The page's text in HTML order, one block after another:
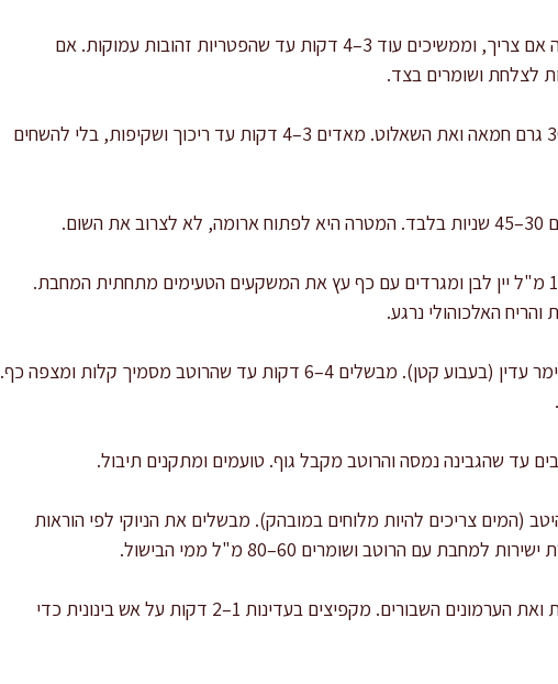
ממשיכים השחמה: מערבבים, מוסיפים עוד 10 גרם חמאה אם צריך, וממשיכים עוד 3–4 דקות עד שהפטריות זהובות עמוקות. אם
לצלחת ושומרים בצד.
בסיס ארומטי: מנמיכים לאש בינונית, מוסיפים למחבת 30 גרם חמאה ואת השאלוט. מאדים 3–4 דקות עד ריכוך ושקיפות, בלי להשחים
דה-גלייז עם יין: מעלים לאש בינונית-גבוהה, מוסיפים 150 מ"ל יין לבן ומגרדים עם כף עץ את המשקעים הטעימים מתחתית המחבת.
מבשלים את הרוטב: מוסיפים שמנת מתוקה ומביאים לסימר עדין (בעבוע קטן). מבשלים 4–6 דקות עד שהרוטב מסמיך קלות ומצפה כף.
עד שהגבינה נמסה והרוטב מקבל גוף. טועמים ומתקנים תיבול.
(המים צריכים להיות מלוחים במובהק). מבשלים את הניוקי לפי הוראות
מאחדים במחבת: מוסיפים למחבת את הפטריות הצרובות ואת הערמונים השבורים. מקפיצים בעדינות 1–2 דקות על אש בינונית כדי